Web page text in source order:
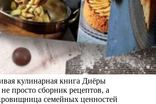
кулинарная книга Диёры
просто сборник рецептов, а
семейных ценностей